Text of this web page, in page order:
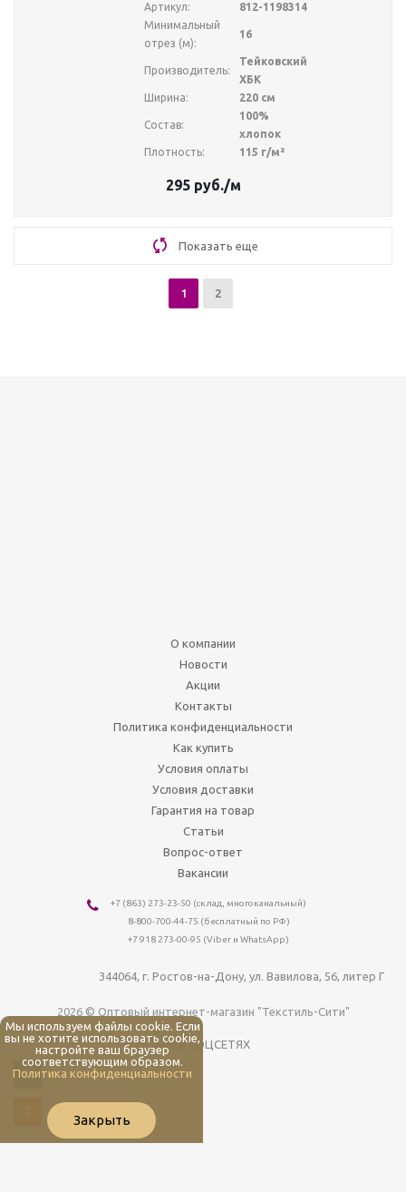
Артикул:
812-1198314
Минимальный
отрез (м):
16
Производитель:
Тейковский
ХБК
Ширина:
220 см
Состав:
100%
хлопок
Плотность:
115 г/м²
295руб./м
Показать еще
1 2
О компании
Новости
Акции
Контакты
Политика конфиденциальности
Как купить
Условия оплаты
Условия доставки
Гарантия на товар
Статьи
Вопрос-ответ
Вакансии
+7 (863) 273-23-50 (склад, многоканальный)
8-800-700-44-75 (бесплатный по РФ)
+7 918 273-00-95 (Viber и WhatsApp)
344064, г. Ростов-на-Дону, ул. Вавилова, 56, литер Г
2026 © Оптовый интернет-магазин "Текстиль-Сити"
МЫ В СОЦСЕТЯХ
Мы используем файлы cookie. Если
вы не хотите использовать cookie,
настройте ваш браузер
соответствующим образом.
Политика конфиденциальности
Закрыть